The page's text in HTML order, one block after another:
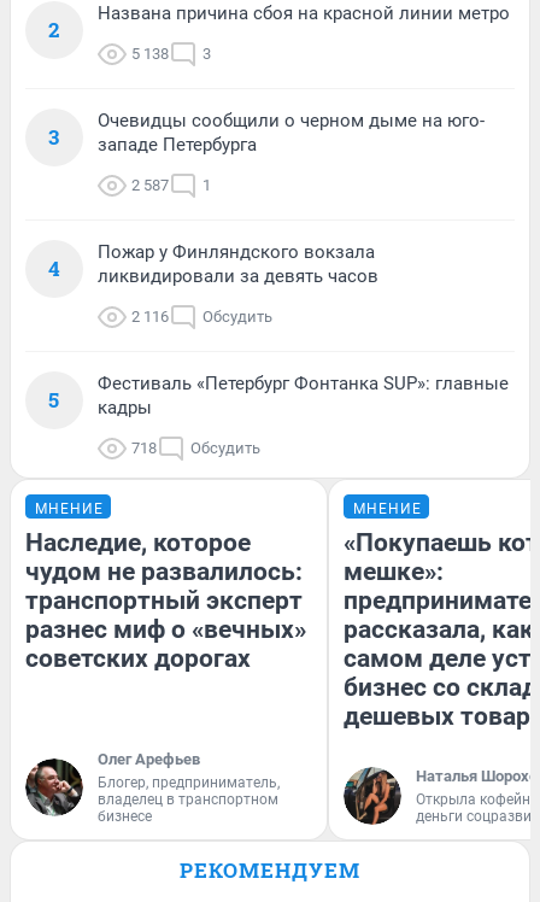
2
Названа причина сбоя на красной линии метро
5 138 3
3
Очевидцы сообщили о черном дыме на юго-
западе Петербурга
2 587 1
4
Пожар у Финляндского вокзала
ликвидировали за девять часов
2 116 Обсудить
5
Фестиваль «Петербург Фонтанка SUP»: главные
кадры
718 Обсудить
МНЕНИЕ
Наследие, которое
чудом не развалилось:
транспортный эксперт
разнес миф о «вечных»
советских дорогах
Олег Арефьев
Блогер, предприниматель,
владелец в транспортном
бизнесе
МНЕНИЕ
«Покупаешь
мешке»:
рассказала, как
самом деле
бизнес со
дешевых
Наталья
Открыла
деньги
РЕКОМЕНДУЕМ